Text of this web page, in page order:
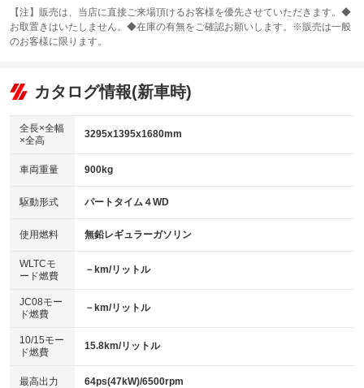
：装備なし
サンルーフ
：装備なし ABS
リフトアップ
：装備なし
：装備なし
パワーウィンドウ
アイドリングストップ
：装備なし
USB入力端子
：装備なし
100V電源
：装備なし
センターデフロック
：装備なし
電動格納ミラー
：装備なし
カーナビ
：装備なし
TV
：装備なし
ビジュアル
：装備なし
：装備あり
革シート
キーレス
HID(キセノンライト)
：装備なし
バックカメラ
：装備なし
エアロ
：装備なし
：装備なし
パワーシート
ベンチシート
：装備なし
チップアップシート
：装備なし
【注】販売は、当店に直接ご来場頂けるお客様を優先させていただきます。◆
お取置きはいたしません。◆在庫の有無をご確認お願いします。※販売は一般
のお客様に限ります。
カタログ情報(新車時)
全長×全幅
×全高
3295x1395x1680mm
車両重量 900kg
駆動形式 パートタイム４WD
使用燃料 無鉛レギュラーガソリン
WLTCモ
ード燃費
－km/リットル
JC08モー
ド燃費
－km/リットル
10/15モー
ド燃費
15.8km/リットル
最高出力 64ps(47kW)/6500rpm